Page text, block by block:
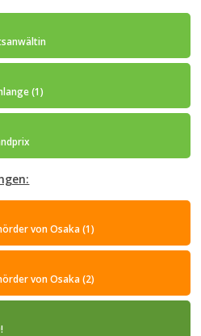
(1)
von Osaka (1)
von Osaka (2)